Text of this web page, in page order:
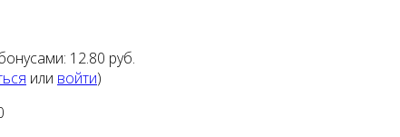
12.80 руб.
или войти)